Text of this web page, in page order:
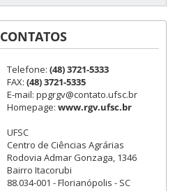
CONTATOS
Telefone: (48) 3721-5333
FAX: (48) 3721-5335
E-mail: ppgrgv@contato.ufsc.br
Homepage: www.rgv.ufsc.br
UFSC
Centro de Ciências Agrárias
Rodovia Admar Gonzaga, 1346
Bairro Itacorubi
88.034-001 - Florianópolis - SC